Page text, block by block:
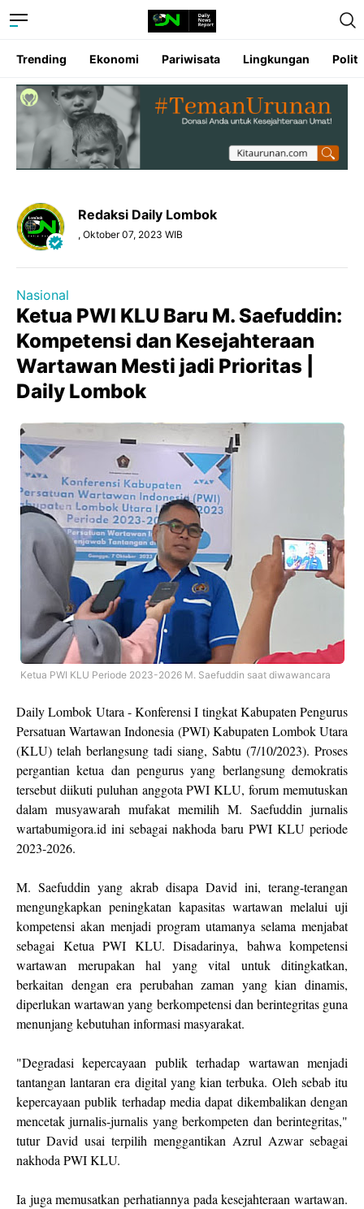
Trending Ekonomi Pariwisata Lingkungan
Redaksi Daily Lombok
, Oktober 07, 2023 WIB
Nasional
Ketua PWI KLU Baru M. Saefuddin:
Kompetensi dan Kesejahteraan
Wartawan Mesti jadi Prioritas |
Daily Lombok
Ketua PWI KLU Periode 2023-2026 M. Saefuddin saat diwawancara
Daily Lombok Utara - Konferensi I tingkat Kabupaten Pengurus
Persatuan Wartawan Indonesia (PWI) Kabupaten Lombok Utara
(KLU) telah berlangsung tadi siang, Sabtu (7/10/2023). Proses
pergantian ketua dan pengurus yang berlangsung demokratis
tersebut diikuti puluhan anggota PWI KLU, forum memutuskan
dalam musyawarah mufakat memilih M. Saefuddin jurnalis
wartabumigora.id ini sebagai nakhoda baru PWI KLU periode
2023-2026.
M. Saefuddin yang akrab disapa David ini, terang-terangan
mengungkapkan peningkatan kapasitas wartawan melalui uji
kompetensi akan menjadi program utamanya selama menjabat
sebagai Ketua PWI KLU. Disadarinya, bahwa kompetensi
wartawan merupakan hal yang vital untuk ditingkatkan,
berkaitan dengan era perubahan zaman yang kian dinamis,
diperlukan wartawan yang berkompetensi dan berintegritas guna
menunjang kebutuhan informasi masyarakat.
"Degradasi kepercayaan publik terhadap wartawan menjadi
tantangan lantaran era digital yang kian terbuka. Oleh sebab itu
kepercayaan publik terhadap media dapat dikembalikan dengan
mencetak jurnalis-jurnalis yang berkompeten dan berintegritas,"
tutur David usai terpilih menggantikan Azrul Azwar sebagai
nakhoda PWI KLU.
Ia juga memusatkan perhatiannya pada kesejahteraan wartawan.